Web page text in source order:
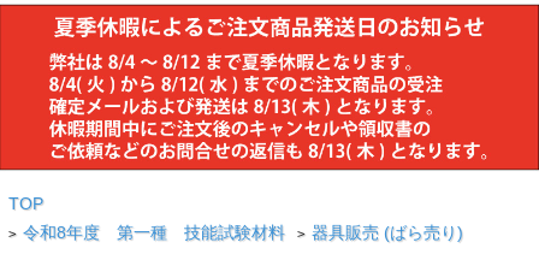
TOP
> 令和8年度 第一種 技能試験材料 > 器具販売 (ばら売り)